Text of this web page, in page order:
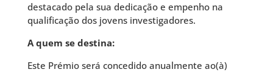
destacado pela sua dedicação e empenho na
qualificação dos jovens investigadores.
A quem se destina:
Este Prémio será concedido anualmente ao(à)